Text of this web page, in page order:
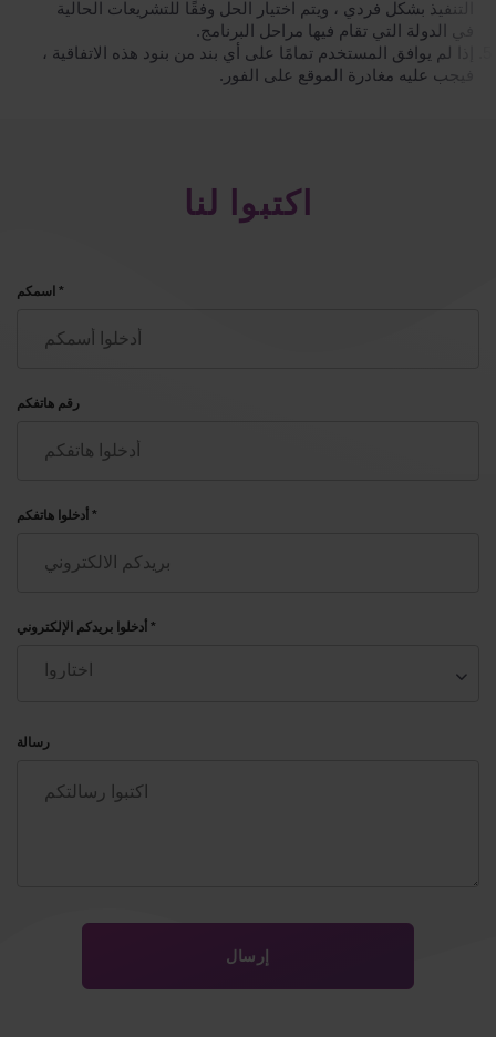
التنفيذ بشكل فردي ، ويتم اختيار الحل وفقًا للتشريعات الحالية
في الدولة التي تقام فيها مراحل البرنامج.
إذا لم يوافق المستخدم تمامًا على أي بند من بنود هذه الاتفاقية ،
فيجب عليه مغادرة الموقع على الفور.
اكتبوا لنا
اسمكم *
رقم هاتفكم
أدخلوا هاتفكم *
أدخلوا بريدكم الإلكتروني *
رسالة